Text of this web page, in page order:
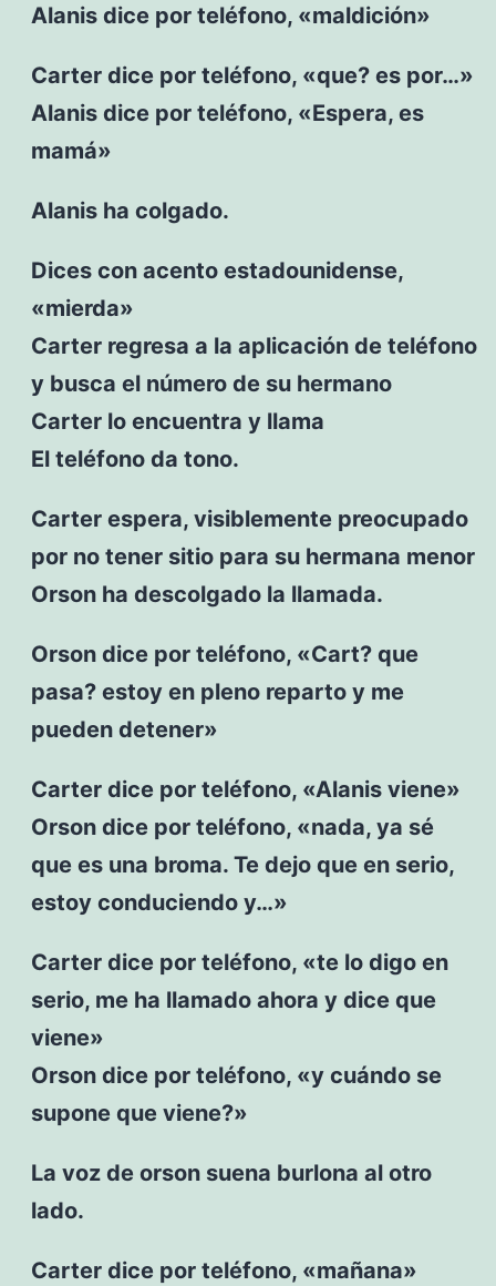
Alanis dice por teléfono, «maldición»
Carter dice por teléfono, «que? es por…»
Alanis dice por teléfono, «Espera, es
mamá»
Alanis ha colgado.
Dices con acento estadounidense,
«mierda»
Carter regresa a la aplicación de teléfono
y busca el número de su hermano
Carter lo encuentra y llama
El teléfono da tono.
Carter espera, visiblemente preocupado
por no tener sitio para su hermana menor
Orson ha descolgado la llamada.
Orson dice por teléfono, «Cart? que
pasa? estoy en pleno reparto y me
pueden detener»
Carter dice por teléfono, «Alanis viene»
Orson dice por teléfono, «nada, ya sé
que es una broma. Te dejo que en serio,
estoy conduciendo y…»
Carter dice por teléfono, «te lo digo en
serio, me ha llamado ahora y dice que
viene»
Orson dice por teléfono, «y cuándo se
supone que viene?»
La voz de orson suena burlona al otro
lado.
Carter dice por teléfono, «mañana»